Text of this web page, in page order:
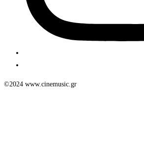
©2024 www.cinemusic.gr